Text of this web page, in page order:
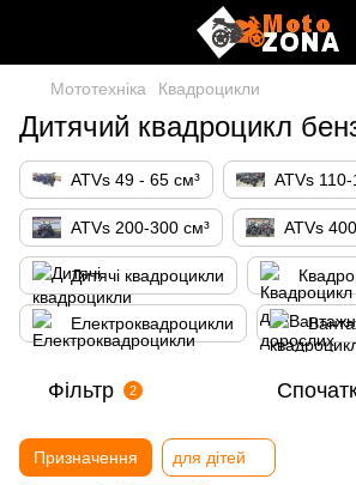
Мототехніка Квадроцикли
Дитячий квадроцикл
ATVs 49 - 65 см³ ATVs
ATVs 200-300 см³ ATVs
Дитячі квадроцикли
Електроквадроцикли
Фільтр 2
Призначення для дітей